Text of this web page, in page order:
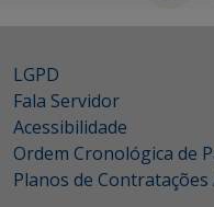
LGPD
Fala Servidor
Acessibilidade
Ordem Cronológica de
Planos de Contratações